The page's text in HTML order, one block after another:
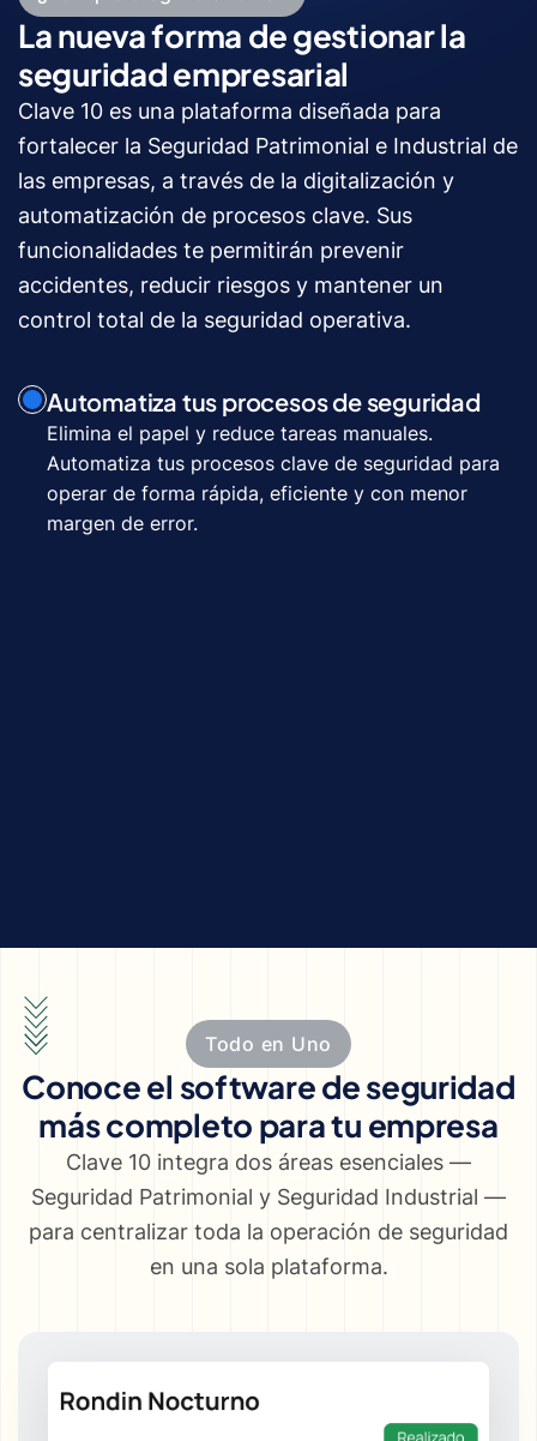
La nueva forma de gestionar la
seguridad empresarial
Clave 10 es una plataforma diseñada para
fortalecer la Seguridad Patrimonial e Industrial de
las empresas, a través de la digitalización y
automatización de procesos clave. Sus
funcionalidades te permitirán prevenir
accidentes, reducir riesgos y mantener un
control total de la seguridad operativa.
Automatiza tus procesos de seguridad
Elimina el papel y reduce tareas manuales.
Automatiza tus procesos clave de seguridad para
operar de forma rápida, eficiente y con menor
margen de error.
Todo en Uno
Conoce el software de seguridad
más completo para tu empresa
Clave 10 integra dos áreas esenciales —
Seguridad Patrimonial y Seguridad Industrial —
para centralizar toda la operación de seguridad
en una sola plataforma.